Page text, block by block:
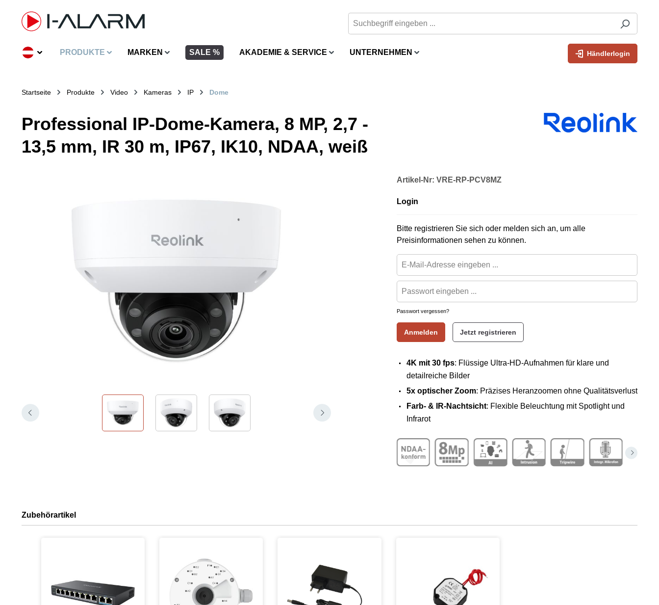
springen
PRODUKTE MARKEN SALE % AKADEMIE & SERVICE UNTERNEHMEN Händlerlogin
Startseite Produkte Video Kameras IP Dome
Professional IP-Dome-Kamera, 8 MP, 2,7 -
13,5 mm, IR 30 m, IP67, IK10, NDAA, weiß
Artikel-Nr: VRE-RP-PCV8MZ
Login
Bitte registrieren Sie sich oder melden sich an, um alle
Preisinformationen sehen zu können.
Passwort vergessen?
Anmelden Jetzt registrieren
4K mit 30 fps: Flüssige Ultra-HD-Aufnahmen für klare und
detailreiche Bilder
5x optischer Zoom: Präzises Heranzoomen ohne Qualitätsverlust
Farb- & IR-Nachtsicht: Flexible Beleuchtung mit Spotlight und
Infrarot
Zubehörartikel